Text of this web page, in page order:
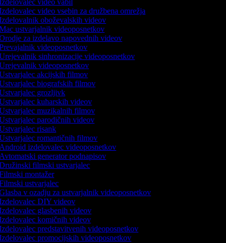
video vabil
video vsebin za družbena omrežja
oboževalskih videov
ustvarjalnik videoposnetkov
za izdelavo napovednih videov
videoposnetkov
sinhronizacije videoposnetkov
videoposnetkov
akcijskih filmov
biografskih filmov
grozljivk
kuharskih videov
muzikalnih filmov
parodičnih videov
risank
romantičnih filmov
izdelovalec videoposnetkov
generator podnapisov
filmski ustvarjalec
montažer
ustvarjalec
v ozadju za ustvarjalnik videoposnetkov
DIY videov
glasbenih videov
komičnih videov
predstavitvenih videoposnetkov
promocijskih videoposnetkov